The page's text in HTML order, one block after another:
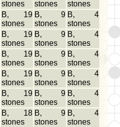
stones
stones
stones
B, 19
stones
B, 9
stones
B, 4
stones
B, 19
stones
B, 9
stones
B, 4
stones
B, 19
stones
B, 9
stones
B, 4
stones
B, 19
stones
B, 9
stones
B, 4
stones
B, 19
stones
B, 9
stones
B, 4
stones
B, 18
stones
B, 9
stones
B, 4
stones